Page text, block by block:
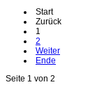
Start
Zurück
1
2
Weiter
Ende
Seite 1 von 2